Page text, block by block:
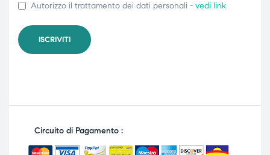
Autorizzo il trattamento dei dati personali - vedi link
Circuito di Pagamento :